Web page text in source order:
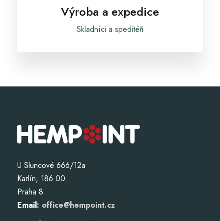
Výroba a expedice
Skladníci a speditéři
U Sluncové 666/12a
Karlín, 186 00
Praha 8
Email: office@hempoint.cz